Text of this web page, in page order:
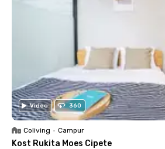
Video 360
Coliving • Campur
Kost Rukita Moes Cipete